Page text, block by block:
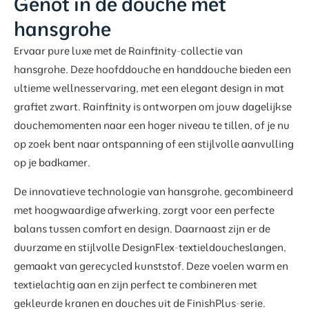
hansgrohe
Ervaar pure luxe met de Rainfinity-collectie van
hansgrohe. Deze hoofddouche en handdouche bieden een
ultieme wellnesservaring, met een elegant design in mat
grafiet zwart. Rainfinity is ontworpen om jouw dagelijkse
douchemomenten naar een hoger niveau te tillen, of je nu
op zoek bent naar ontspanning of een stijlvolle aanvulling
op je badkamer.
De innovatieve technologie van hansgrohe, gecombineerd
met hoogwaardige afwerking, zorgt voor een perfecte
balans tussen comfort en design. Daarnaast zijn er de
duurzame en stijlvolle DesignFlex-textieldoucheslangen,
gemaakt van gerecycled kunststof. Deze voelen warm en
textielachtig aan en zijn perfect te combineren met
gekleurde kranen en douches uit de FinishPlus-serie.